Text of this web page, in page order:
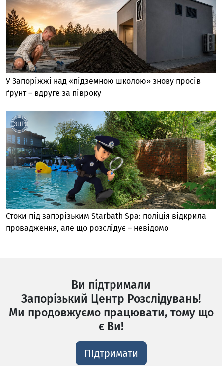
У Запоріжжі над «підземною школою» знову просів
ґрунт – вдруге за півроку
Стоки під запорізьким Starbath Spa: поліція відкрила
провадження, але що розслідує – невідомо
Ви підтримали
Запорізький Центр Розслідувань!
Ми продовжуємо працювати, тому що
є Ви!
ПІдтримати